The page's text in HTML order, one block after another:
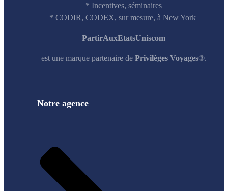
* Incentives, séminaires
* CODIR, CODEX, sur mesure, à New York
PartirAuxEtatsUniscom
est une marque partenaire de Privilèges Voyages®.
Notre agence